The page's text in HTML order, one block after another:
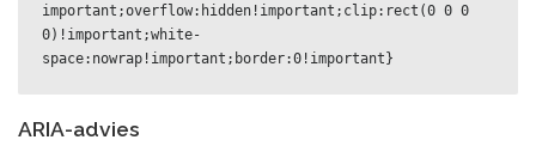
important;overflow:hidden!important;clip:rect(0 0 0
0)!important;white-
space:nowrap!important;border:0!important}
ARIA-advies